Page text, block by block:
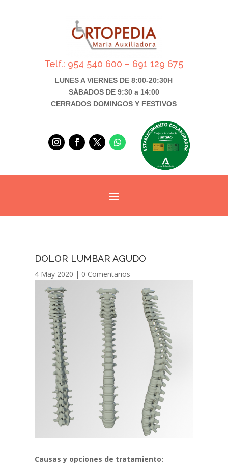
Telf.: 954 540 600 – 691 129 675
LUNES A VIERNES DE 8:00-20:30H
SÁBADOS DE 9:30 a 14:00
CERRADOS DOMINGOS Y FESTIVOS
DOLOR LUMBAR AGUDO
4 May 2020 | 0 Comentarios
Causas y opciones de tratamiento: